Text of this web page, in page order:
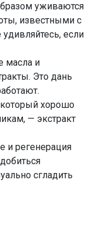
уживаются
известными с
если
масла и
Это дань
хорошо
— экстракт
и регенерация
сгладить